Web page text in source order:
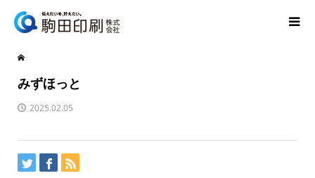
みずほっと
2025.02.05